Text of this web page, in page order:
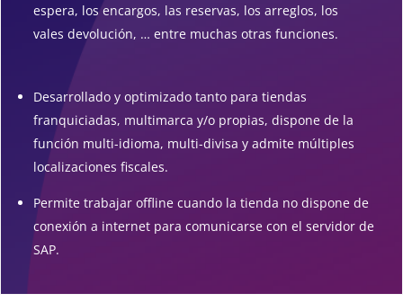
espera, los encargos, las reservas, los arreglos, los
vales devolución, … entre muchas otras funciones.
Desarrollado y optimizado tanto para tiendas
franquiciadas, multimarca y/o propias, dispone de la
función multi-idioma, multi-divisa y admite múltiples
localizaciones fiscales.
Permite trabajar offline cuando la tienda no dispone de
conexión a internet para comunicarse con el servidor de
SAP.